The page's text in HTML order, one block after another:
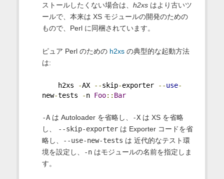
ストールしたくない場合は、 h2xsはより古いツ
ールで、本来は XS モジュールの開発のための
もので、Perl に同梱されています。
ピュア Perl のための h2xsの典型的な起動方法
は:
h2xs -AX --skip-exporter --use-
new-tests -n Foo:: Bar
-Aは Autoloader を省略し、 -Xは XS を省略
し、
--skip-exporterは Exporter コードを省
略し、
--use-new-tests は 近代的なテスト環
境を設定し、
-nはモジュールの名前を指定しま
す。